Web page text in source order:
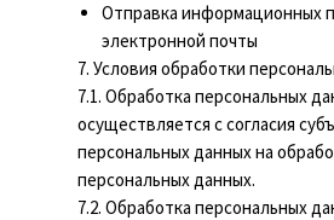
Отправка информационных
электронной почты
7. Условия обработки
7.1. Обработка персональных
осуществляется с согласия
персональных данных на
персональных данных.
7.2. Обработка персональных